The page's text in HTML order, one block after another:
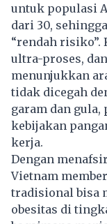
untuk populasi
dari 30,
“rendah risiko”.
ultra-proses,
menunjukkan
tidak dicegah
garam dan
kebijakan
kerja.
Dengan
Vietnam
tradisional bisa
obesitas di